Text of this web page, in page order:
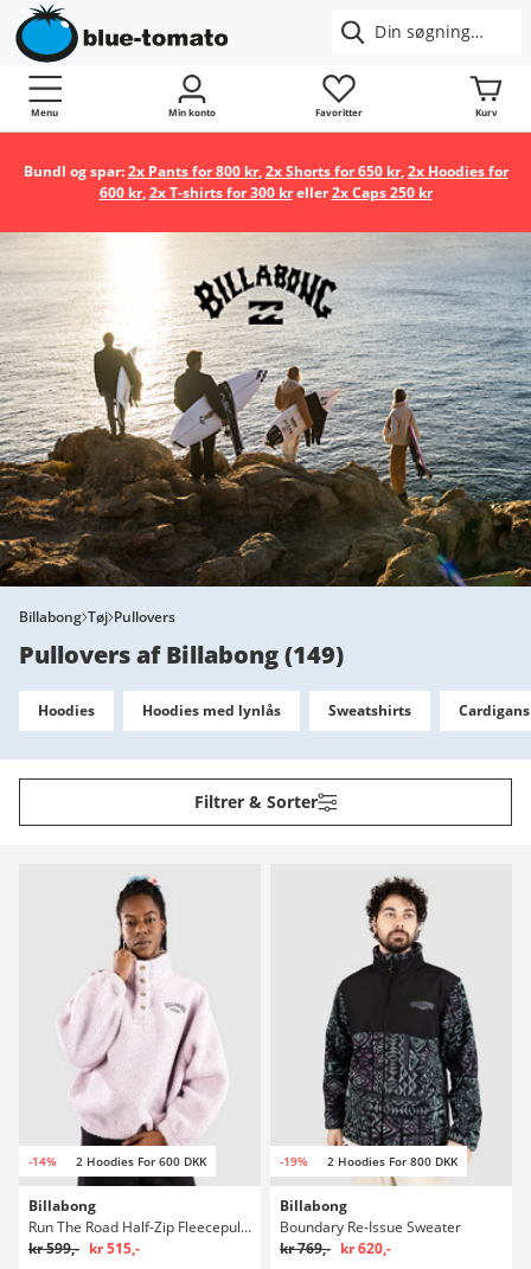
Menu Min konto Favoritter Kurv
Bundl og spar:2x Pants for 800 kr,2x Shorts for 650 kr,2x Hoodies for
600 kr,2x T-shirts for 300 kreller2x Caps 250 kr
Billabong Tøj Pullovers
Pullovers af Billabong(149)
Hoodies Hoodies med lynlås Sweatshirts
Filtrer & Sorter
-14% 2 Hoodies For 600 DKK
Billabong
Run The Road Half-Zip Fleecepullover
kr 599,- kr 515,-
-19% 2 Hoodies For 800 DKK
Billabong
Boundary Re-Issue Sweater
kr 769,- kr 620,-